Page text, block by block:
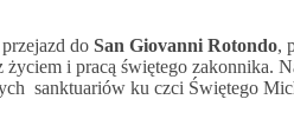
do San Giovanni Rotondo,
życiem i pracą świętego zakonnika.
sanktuariów ku czci Świętego